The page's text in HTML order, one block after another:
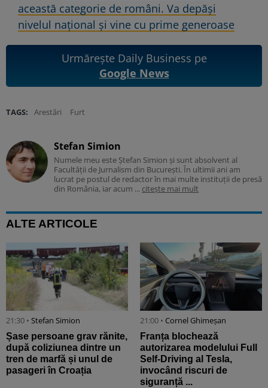
această categorie de români. Va depăși
nivelul național și vine cu prime generoase
Urmărește Daily Business pe
Google News
TAGS: Arestări Furt
Stefan Simion
Numele meu este Ștefan Simion și sunt absolvent al
Facultății de Jurnalism din București. În ultimii ani am
lucrat pe postul de redactor în mai multe instituții de presă
din România, iar acum ... citește mai mult
ALTE ARTICOLE
21:30 • Stefan Simion
Șase persoane grav rănite,
după coliziunea dintre un
tren de marfă și unul de
pasageri în Croația
21:00 • Cornel Ghimeșan
Franța blochează
autorizarea modelului Full
Self-Driving al Tesla,
invocând riscuri de
siguranță ...